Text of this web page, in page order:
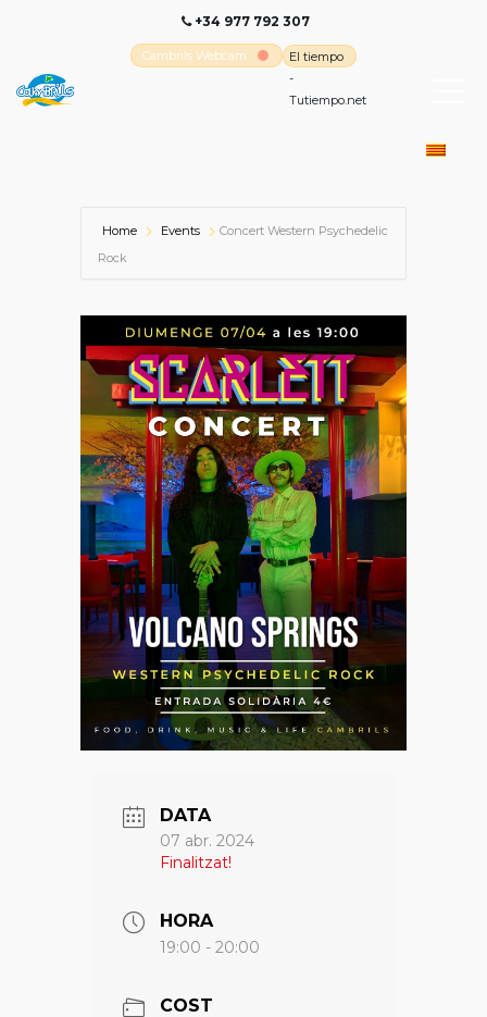
+34 977 792 307
Cambrils Webcam
El tiempo
-
Tutiempo.net
Home Events
Concert Western Psychedelic
Rock
DATA
07 abr. 2024
Finalitzat!
HORA
19:00 - 20:00
COST